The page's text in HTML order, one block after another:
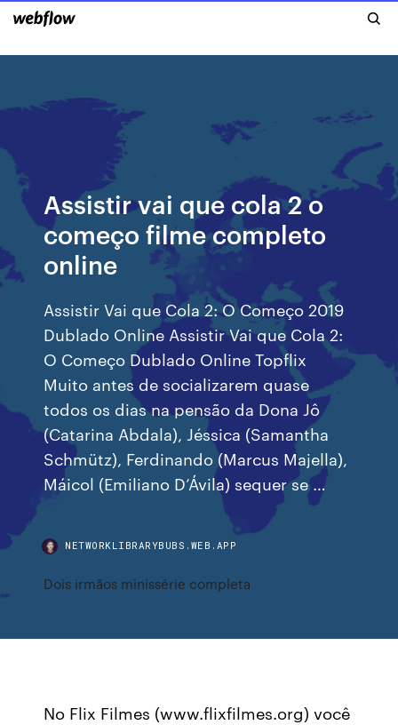
Assistir vai que cola 2 o
começo filme completo
online
Assistir Vai que Cola 2: O Começo 2019
Dublado Online Assistir Vai que Cola 2:
O Começo Dublado Online Topflix
Muito antes de socializarem quase
todos os dias na pensão da Dona Jô
(Catarina Abdala), Jéssica (Samantha
Schmütz), Ferdinando (Marcus Majella),
Máicol (Emiliano D’Ávila) sequer se …
NETWORKLIBRARYBUBS.WEB.APP
Dois irmãos minissérie completa
No Flix Filmes (www.flixfilmes.org) você